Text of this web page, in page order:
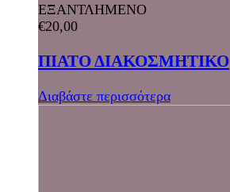
ΕΞΑΝΤΛΗΜΕΝΟ
€20,00
ΠΙΑΤΟ ΔΙΑΚΟΣΜΗΤΙΚΟ
Διαβάστε περισσότερα